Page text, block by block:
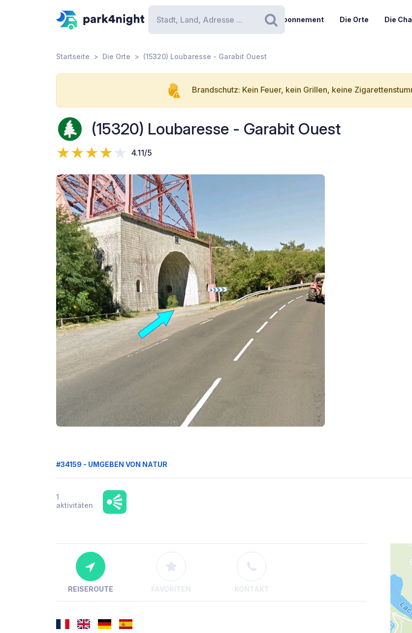
Suchen
Abonnement Die Orte Die
Startseite Die Orte (15320) Loubaresse - Garabit Ouest
Brandschutz: Kein Feuer, kein Grillen, keine
(15320) Loubaresse - Garabit Ouest
4.11/5
#34159 - UMGEBEN VON NATUR
1
aktivitäten
REISEROUTE FAVORITEN KONTAKT